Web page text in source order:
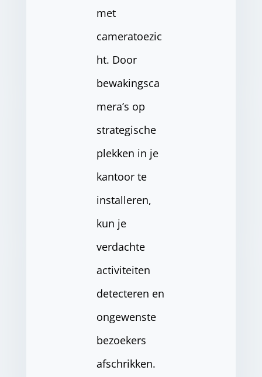
met
cameratoezic
ht. Door
bewakingsca
mera’s op
strategische
plekken in je
kantoor te
installeren,
kun je
verdachte
activiteiten
detecteren en
ongewenste
bezoekers
afschrikken.